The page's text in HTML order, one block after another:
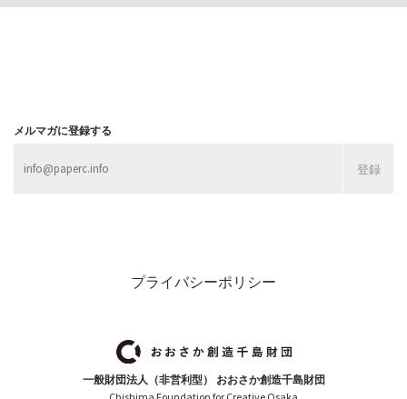
メルマガに登録する
プライバシーポリシー
一般財団法人（非営利型） おおさか創造千島財団